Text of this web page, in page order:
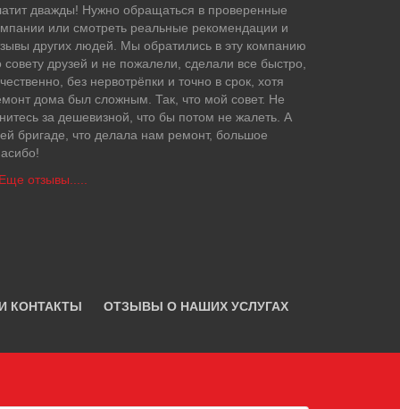
дважды! Нужно обращаться в проверенные
или смотреть реальные рекомендации и
других людей. Мы обратились в эту компанию
совету друзей и не пожалели, сделали все быстро,
без нервотрёпки и точно в срок, хотя
дома был сложным. Так, что мой совет. Не
за дешевизной, что бы потом не жалеть. А
бригаде, что делала нам ремонт, большое
отзывы.....
КОНТАКТЫ ОТЗЫВЫ О НАШИХ УСЛУГАХ